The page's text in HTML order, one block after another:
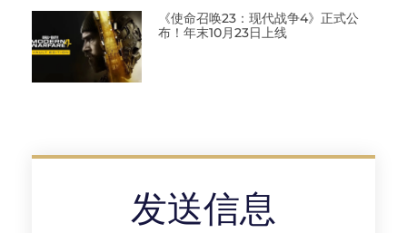
《使命召唤23：现代战争4》正式公
布！年末10月23日上线
发送信息